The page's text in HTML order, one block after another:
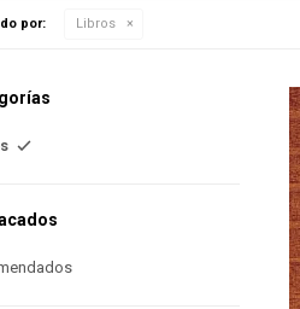
por: Libros